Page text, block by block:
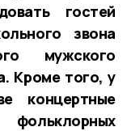
гостей
звона
мужского
Кроме того, у
концертные